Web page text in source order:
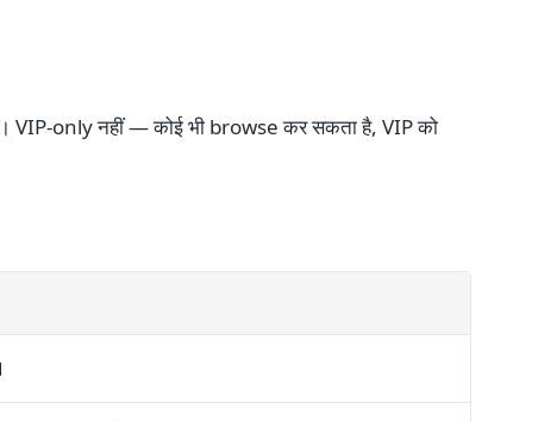
only नहीं — कोई भी browse कर सकता है, VIP को